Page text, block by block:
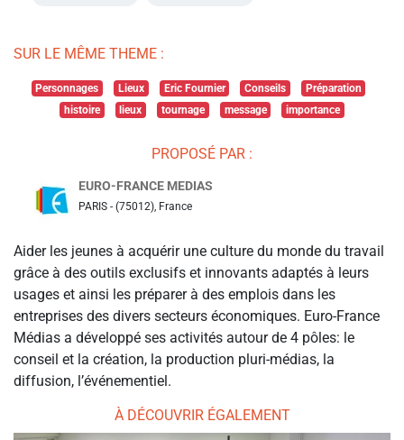
SUR LE MÊME THEME :
Personnages Lieux Eric Fournier Conseils
Préparation
histoire
lieux tournage message importance
PROPOSÉ PAR :
EURO-FRANCE MEDIAS
PARIS - (75012), France
Aider les jeunes à acquérir une culture du monde du travail
grâce à des outils exclusifs et innovants adaptés à leurs
usages et ainsi les préparer à des emplois dans les
entreprises des divers secteurs économiques. Euro-France
Médias a développé ses activités autour de 4 pôles: le
conseil et la création, la production pluri-médias, la
diffusion, l’événementiel.
À DÉCOUVRIR ÉGALEMENT